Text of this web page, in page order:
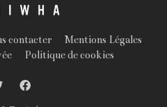
contacter
Mentions Légales
Politique de cookies